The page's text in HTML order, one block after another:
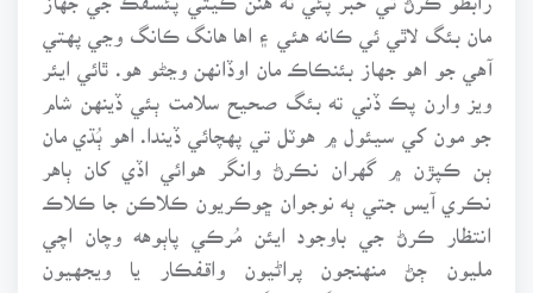
مان بئگ لاٿي ئي ڪانه هئي ۽ اها هانگ ڪانگ وڃي پهتي
آهي جو اهو جهاز بئنڪاڪ مان اوڏانهن وڃڻو هو. ٿائي ايئر
ويز وارن پڪ ڏني ته بئگ صحيح سلامت ٻئي ڏينهن شام
جو مون کي سيئول ۾ هوٽل تي پهچائي ڏيندا. اهو ٻُڌي مان
ٻن ڪپڙن ۾ گهران نڪرڻ وانگر هوائي اڏي کان ٻاهر
نڪري آيس جتي ٻه نوجوان ڇوڪريون ڪلاڪن جا ڪلاڪ
انتظار ڪرڻ جي باوجود ايئن مُرڪي پاٻوهه وچان اچي
مليون ڄڻ منهنجون پراڻيون واقفڪار يا ويجهيون